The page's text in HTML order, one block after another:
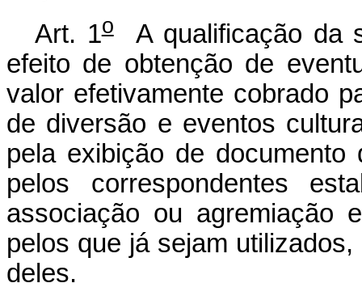
Art. 1oA qualificação da
efeito de obtenção de
valor efetivamente cobrado
de diversão e eventos
pela exibição de documento
pelos correspondentes
associação ou agremiação
pelos que já sejam
deles.